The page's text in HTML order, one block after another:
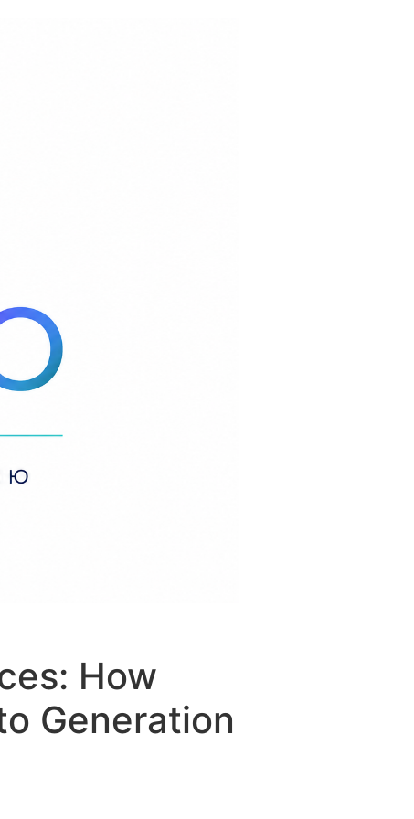
How
Generation